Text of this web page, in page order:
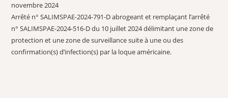
novembre 2024
Arrêté n° SALIMSPAE-2024-791-D abrogeant et remplaçant l’arrêté
n° SALIMSPAE-2024-516-D du 10 juillet 2024 délimitant une zone de
protection et une zone de surveillance suite à une ou des
confirmation(s) d’infection(s) par la loque américaine.